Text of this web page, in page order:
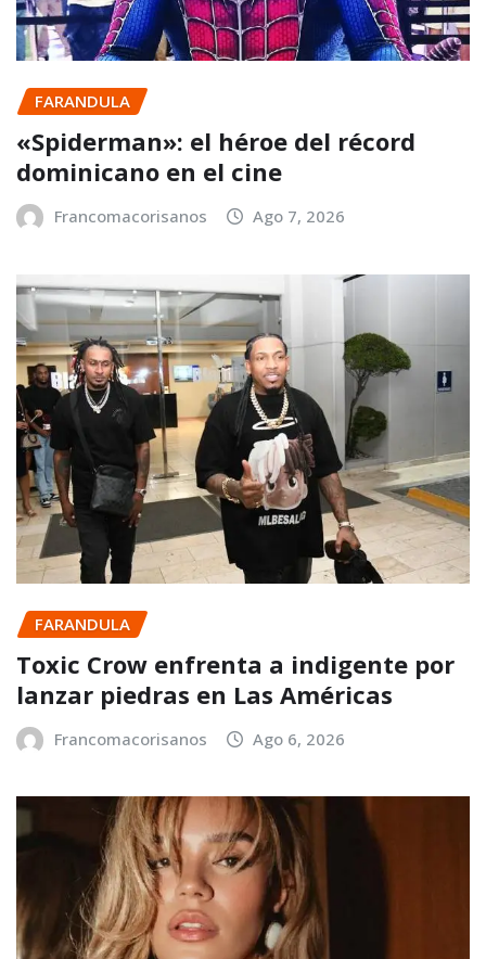
FARANDULA
«Spiderman»: el héroe del récord
dominicano en el cine
Francomacorisanos Ago 7, 2026
FARANDULA
Toxic Crow enfrenta a indigente por
lanzar piedras en Las Américas
Francomacorisanos Ago 6, 2026